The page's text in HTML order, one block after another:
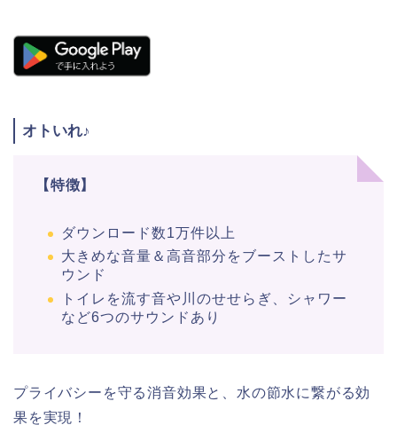
オトいれ♪
【特徴】
ダウンロード数1万件以上
大きめな音量＆高音部分をブーストしたサ
ウンド
トイレを流す音や川のせせらぎ、シャワー
など6つのサウンドあり
プライバシーを守る消音効果と、水の節水に繋がる効
果を実現！